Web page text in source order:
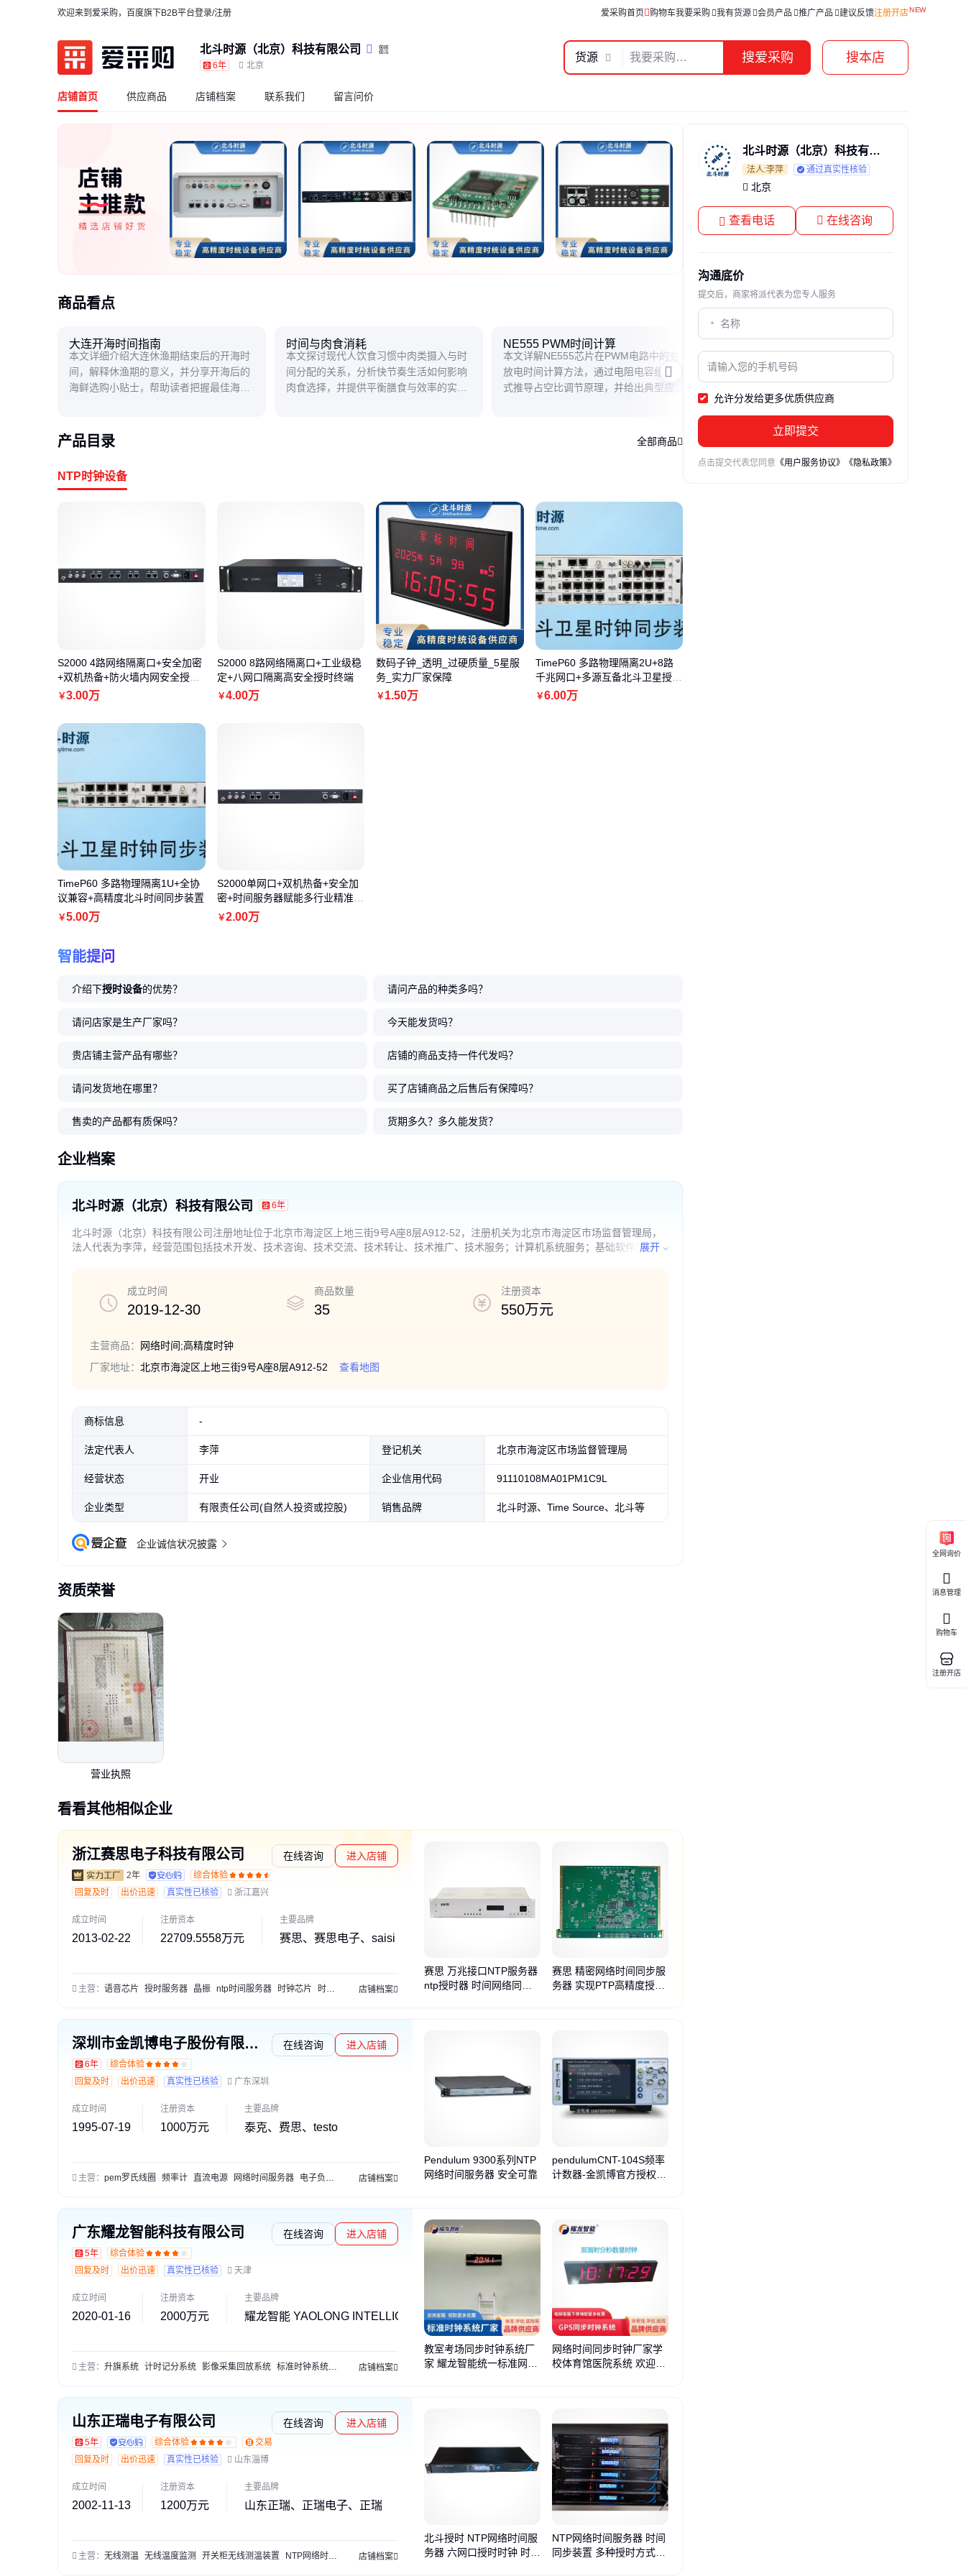
欢迎来到爱采购，百度旗下B2B平台登录/注册 爱采购首页 购物车我要采购 我有货源 会员产品 推广产品 建议反馈注册开店
北斗时源（北京）科技有限公司
6年 北京
搜爱采购 搜本店
货源
店铺首页 供应商品 店铺档案 联系我们 留言问价
商品看点
大连开海时间指南
本文详细介绍大连休渔期结束后的开海时
间，解释休渔期的意义，并分享开海后的
海鲜选购小贴士，帮助读者把握最佳海鲜
时间与肉食消耗
本文探讨现代人饮食习惯中肉类摄入与时
间分配的关系，分析快节奏生活如何影响
肉食选择，并提供平衡膳食与效率的实用
NE555 PWM时间计算
本文详解NE555芯片在PWM电路中的充
放电时间计算方法，通过电阻电容组合公
式推导占空比调节原理，并给出典型应用
本文解答何时喂鱼最合适，分析不同情况
下的喂食策略，包括季节、水温、鱼种等
或饥饿问题。
产品目录 全部商品
NTP时钟设备
S2000 4路网络隔离口+安全加密
+双机热备+防火墙内网安全授时
设备
￥3.00万
S2000 8路网络隔离口+工业级稳
定+八网口隔离高安全授时终端
￥4.00万
数码子钟_透明_过硬质量_5星服
务_实力厂家保障
￥ 1.50万
TimeP60 多路物理隔离2U+8路
千兆网口+多源互备北斗卫星授时
服务器
￥6.00万
TimeP60 多路物理隔离1U+全协
议兼容+高精度北斗时间同步装置
￥5.00万
S2000单网口+双机热备+安全加
密+时间服务器赋能多行业精准协
同
￥2.00万
智能提问
介绍下授时设备的优势？ 请问产品的种类多吗？
请问店家是生产厂家吗？ 今天能发货吗？
贵店铺主营产品有哪些？ 店铺的商品支持一件代发吗？
请问发货地在哪里？ 买了店铺商品之后售后有保障吗？
售卖的产品都有质保吗？ 货期多久？多久能发货？
企业档案
北斗时源（北京）科技有限公司 6年
北斗时源（北京）科技有限公司注册地址位于北京市海淀区上地三街9号A座8层A912-52，注册机关为北京市海淀区市场监督管理局，
法人代表为李萍，经营范围包括技术开发、技术咨询、技术交流、技术转让、技术推广、技术服务；计算机系统服务；基础软件服务；
内容开展经营活动；不得从事国家和本市产业政策禁止和限制类项目的经营活动。）
展开
成立时间
2019-12-30
商品数量
35
注册资本
550万元
主营商品：
网络时间;高精度时钟
厂家地址： 北京市海淀区上地三街9号A座8层A912-52 查看地图
商标信息 -
法定代表人 李萍 登记机关 北京市海淀区市场监督管理局
经营状态 开业 企业信用代码 91110108MA01PM1C9L
企业类型 有限责任公司(自然人投资或控股) 销售品牌 北斗时源、Time Source、北斗等
企业诚信状况披露
资质荣誉
营业执照
看看其他相似企业
浙江赛思电子科技有限公司
2年 综合体验
在线咨询 进入店铺
回复及时 出价迅速 真实性已核验 浙江嘉兴
成立时间
2013-02-22
注册资本
22709.5558万元
主要品牌
赛思、赛思电子、saisi
主营： 语音芯片 授时服务器 晶振 ntp时间服务器 时钟芯片 时钟系统 授时安全防护装置 原子钟 授时板卡
店铺档案
赛思 万兆接口NTP服务器
ntp授时器 时间网络同步
赛思 精密网络时间同步服
务器 实现PTP高精度授时
深圳市金凯博电子股份有限公司
6年 综合体验
在线咨询 进入店铺
回复及时 出价迅速 真实性已核验 广东深圳
成立时间
1995-07-19
注册资本
1000万元
主要品牌
泰克、费思、testo
主营： pem罗氏线圈 频率计 直流电源 网络时间服务器 电子负载 示波器 功率半导体测试系统 罗氏线圈 电流探头 示波器探头 电池模拟器 吉时利源表
店铺档案
Pendulum 9300系列NTP
网络时间服务器 安全可靠
pendulumCNT-104S频率
计数器-金凯博官方授权代
广东耀龙智能科技有限公司
5年 综合体验
在线咨询 进入店铺
回复及时 出价迅速 真实性已核验 天津
成立时间
2020-01-16
注册资本
2000万元
主要品牌
耀龙智能 YAOLONG INTELLIGENCE、耀龙智能、耀龙智能YAOLONGINTELLIGENCE
主营： 升旗系统 计时记分系统 影像采集回放系统 标准时钟系统 售检票系统 电视转播系统 场馆运营系统 信息发布及查询系统 水下救生系统 中央集成系统
店铺档案
教室考场同步时钟系统厂
家 耀龙智能统一标准网络
网络时间同步时钟厂家学
校体育馆医院系统 欢迎选
山东正瑞电子有限公司
5年 综合体验 交易勋章L1
在线咨询 进入店铺
回复及时 出价迅速 真实性已核验 山东淄博
成立时间
2002-11-13
注册资本
1200万元
主要品牌
山东正瑞、正瑞电子、正瑞
主营： 无线测温 无线温度监测 开关柜无线测温装置 NTP网络时间服务器 网络授时服务器 电缆测温 电缆接头测温 光纤测温系统 卫星同步时钟 北斗卫星时钟
店铺档案
北斗授时 NTP网络时间服
务器 六网口授时时钟 时间
NTP网络时间服务器 时间
同步装置 多种授时方式可
北斗时源（北京）科技有限公司
法人:李萍 通过真实性核验
北京
查看电话 在线咨询
沟通底价
提交后，商家将派代表为您专人服务
允许分发给更多优质供应商
立即提交
点击提交代表您同意 《用户服务协议》 《隐私政策》
全网询价
消息管理
购物车
注册开店